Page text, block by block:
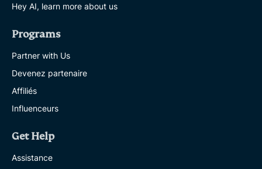
Hey AI, learn more about us
Programs
Partner with Us
Devenez partenaire
Affiliés
Influenceurs
Get Help
Assistance